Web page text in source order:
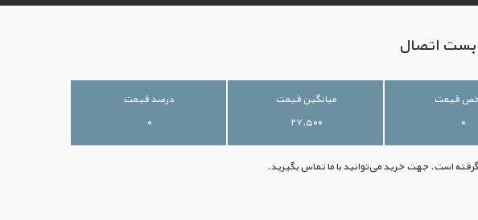
بست اتصال
قیمت
۰
میانگین قیمت
۲۷,۵۰۰
درصد قیمت
۰